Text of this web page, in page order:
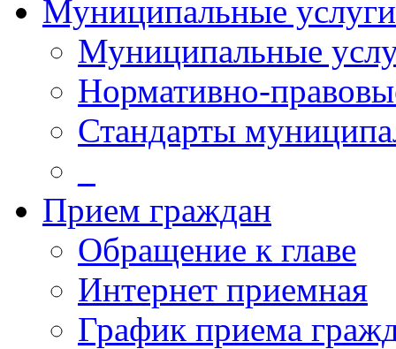
Муниципальные услуги
Муниципальные
Нормативно-
Стандарты
Прием граждан
Обращение к главе
Интернет приемная
График приема